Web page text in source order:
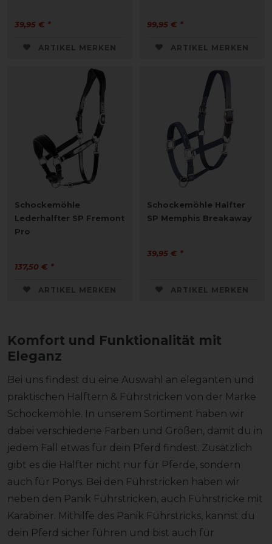
39,95 € *
ARTIKEL MERKEN
99,95 € *
ARTIKEL MERKEN
Schockemöhle
Lederhalfter SP Fremont
Pro
137,50 € *
ARTIKEL MERKEN
Schockemöhle Halfter
SP Memphis Breakaway
39,95 € *
ARTIKEL MERKEN
Komfort und Funktionalität mit
Eleganz
Bei uns findest du eine Auswahl an eleganten und
praktischen Halftern & Führstricken von der Marke
Schockemöhle. In unserem Sortiment haben wir
dabei verschiedene Farben und Größen, damit du in
jedem Fall etwas für dein Pferd findest. Zusätzlich
gibt es die Halfter nicht nur für Pferde, sondern
auch für Ponys. Bei den Führstricken haben wir
neben den Panik Führstricken, auch Führstricke mit
Karabiner. Mithilfe des Panik Führstricks, kannst du
dein Pferd sicher führen und bist auch für